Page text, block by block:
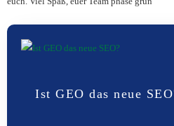
Ist GEO das neue